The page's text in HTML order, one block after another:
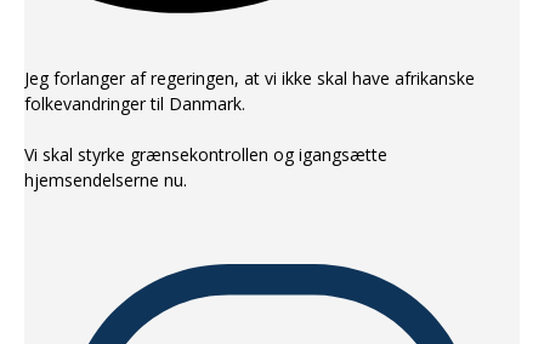
Jeg forlanger af regeringen, at vi ikke skal have afrikanske
folkevandringer til Danmark.
Vi skal styrke grænsekontrollen og igangsætte
hjemsendelserne nu.